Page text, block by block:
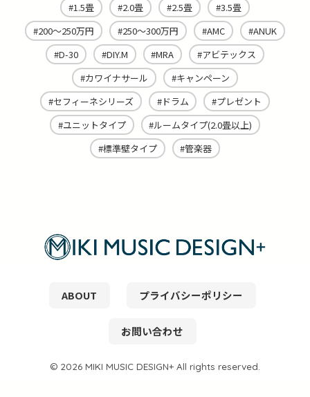
1.5畳 2.0畳 2.5畳
3.5畳
200～250万円
250～300万円 AMC
ANUK
D-30
DIY.M MRA
アビテックス
カワイナサール
キャンペーン
セフィーネシリーズ
ドラム
プレゼント
ユニットタイプ
ルームタイプ(2.0畳以上)
標準壁タイプ
管楽器
ABOUT プライバシーポリシー
お問い合わせ
© 2026 MIKI MUSIC DESIGN+ All rights reserved.